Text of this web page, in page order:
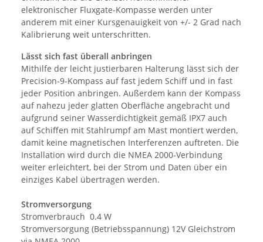
elektronischer Fluxgate-Kompasse werden unter
anderem mit einer Kursgenauigkeit von +/- 2 Grad nach
Kalibrierung weit unterschritten.
Lässt sich fast überall anbringen
Mithilfe der leicht justierbaren Halterung lässt sich der
Precision-9-Kompass auf fast jedem Schiff und in fast
jeder Position anbringen. Außerdem kann der Kompass
auf nahezu jeder glatten Oberfläche angebracht und
aufgrund seiner Wasserdichtigkeit gemäß IPX7 auch
auf Schiffen mit Stahlrumpf am Mast montiert werden,
damit keine magnetischen Interferenzen auftreten. Die
Installation wird durch die NMEA 2000-Verbindung
weiter erleichtert, bei der Strom und Daten über ein
einziges Kabel übertragen werden.
Stromversorgung
Stromverbrauch 0.4 W
Stromversorgung (Betriebsspannung) 12V Gleichstrom